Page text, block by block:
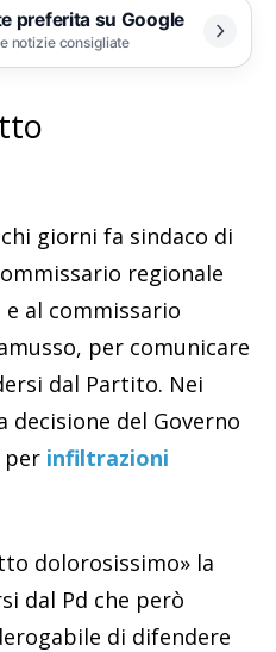
preferita su Google
notizie consigliate
giorni fa sindaco di
regionale
al commissario
per comunicare
dal Partito. Nei
decisione del Governo
per infiltrazioni
dolorosissimo» la
dal Pd che però
di difendere